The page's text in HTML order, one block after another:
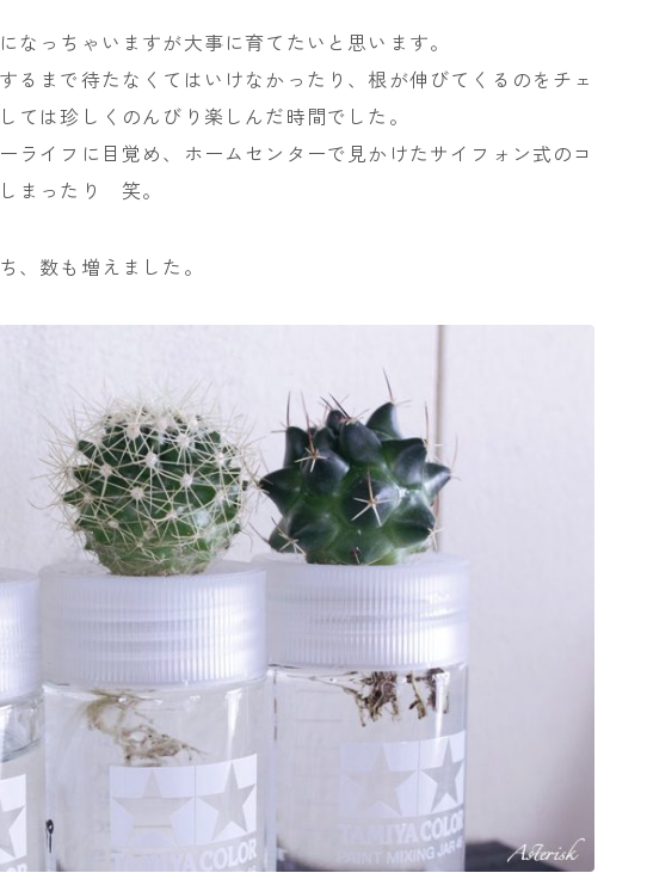
なっちゃいますが大事に育てたいと思います。
るまで待たなくてはいけなかったり、根が伸びてくるのをチェ
ては珍しくのんびり楽しんだ時間でした。
ライフに目覚め、ホームセンターで見かけたサイフォン式のコ
まったり 笑。
、数も増えました。